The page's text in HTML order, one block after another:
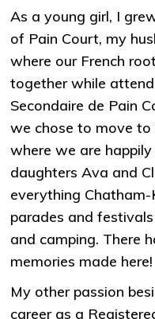
As a young girl, I
of Pain Court, my
where our French
together while
Secondaire de Pain
we chose to move
where we are
daughters Ava and
everything
parades and
and camping. There
memories made here!
My other passion
career as a